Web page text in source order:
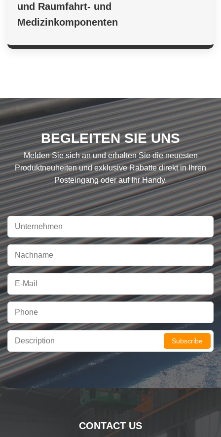
und Raumfahrt- und
Medizinkomponenten
BEGLEITEN SIE UNS
Melden Sie sich an und erhalten Sie die neuesten
Produktneuheiten und exklusive Rabatte direkt in Ihren
Posteingang oder auf Ihr Handy.
Subscribe
CONTACT US